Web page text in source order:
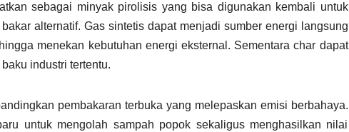
sebagai minyak pirolisis yang bisa digunakan kembali untuk
alternatif. Gas sintetis dapat menjadi sumber energi langsung
menekan kebutuhan energi eksternal. Sementara char dapat
industri tertentu.
pembakaran terbuka yang melepaskan emisi berbahaya.
untuk mengolah sampah popok sekaligus menghasilkan nilai